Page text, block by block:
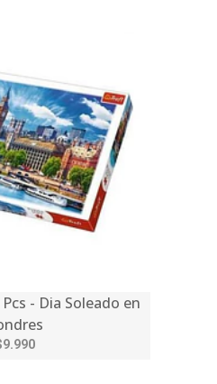
- Dia Soleado en